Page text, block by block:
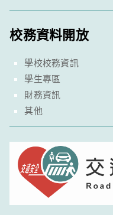
校務資料開放
學校校務資訊
學生專區
財務資訊
其他